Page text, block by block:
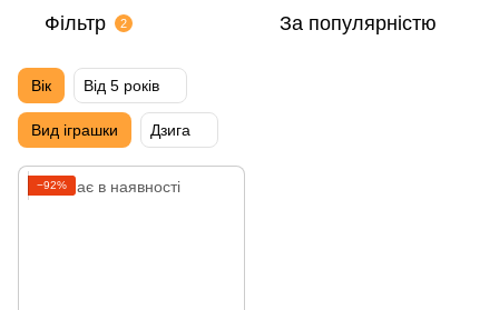
Фільтр 2 За популярністю
Вік Від 5 років
Вид іграшки Дзига
−92%